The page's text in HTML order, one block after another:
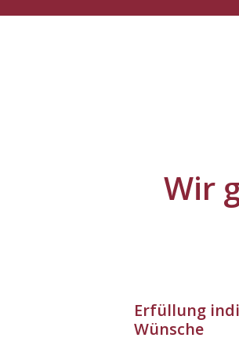
Wir
Erfüllung
Wünsche